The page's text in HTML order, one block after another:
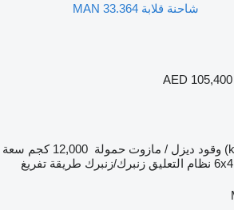
شاحنة قلابة MAN 33.364
AED 105,400
وقود ديزل / مازوت حمولة 12,000 كجم
سعة
6x4 نظام التعليق زنبرك/زنبرك طريقة تفريغ